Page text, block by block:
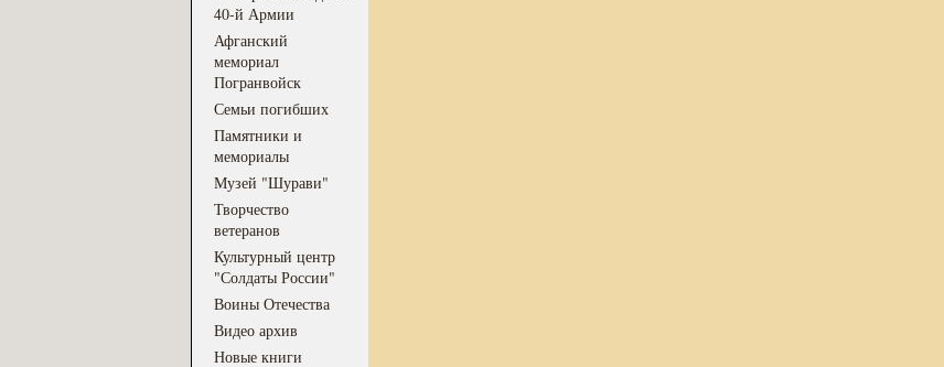
40-й Армии
Афганский
мемориал
Погранвойск
Семьи погибших
Памятники и
мемориалы
Музей "Шурави"
Творчество
ветеранов
Культурный центр
"Солдаты России"
Воины Отечества
Видео архив
Новые книги